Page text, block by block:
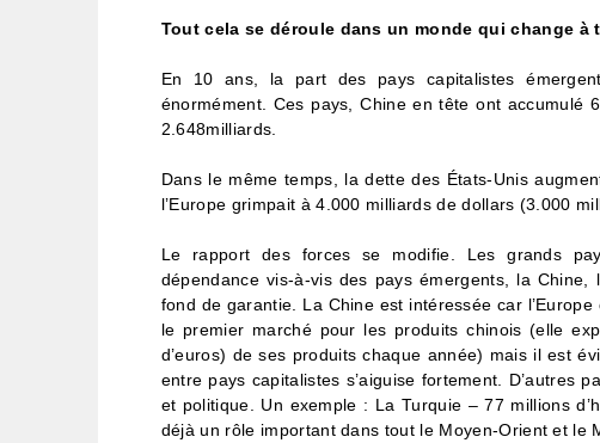
Tout cela se déroule dans un monde qui change à
En 10 ans, la part des pays capitalistes
énormément. Ces pays, Chine en tête ont accumulé
2.648milliards.
Dans le même temps, la dette des États-Unis
l’Europe grimpait à 4.000 milliards de dollars (3.000
Le rapport des forces se modifie. Les grands
dépendance vis-à-vis des pays émergents, la
fond de garantie. La Chine est intéressée car
le premier marché pour les produits chinois (elle
d’euros) de ses produits chaque année) mais il est
entre pays capitalistes s’aiguise fortement. D’autres
et politique. Un exemple : La Turquie – 77 millions
déjà un rôle important dans tout le Moyen-Orient et le